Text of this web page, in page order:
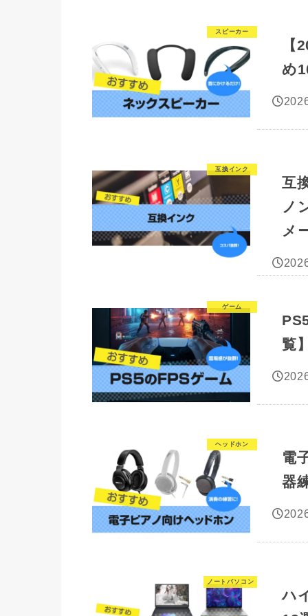
スピーカー
【
め
互換インク
互
ノ
メ
ゲーム
覧
ヘッドホン
電
器
ノートパソコン
ハ